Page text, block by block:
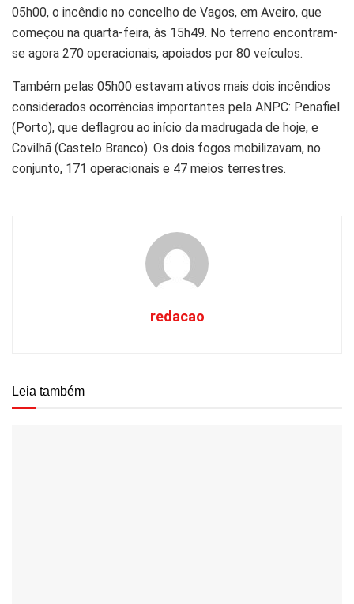
05h00, o incêndio no concelho de Vagos, em Aveiro, que
começou na quarta-feira, às 15h49. No terreno encontram-
se agora 270 operacionais, apoiados por 80 veículos.
Também pelas 05h00 estavam ativos mais dois incêndios
considerados ocorrências importantes pela ANPC: Penafiel
(Porto), que deflagrou ao início da madrugada de hoje, e
Covilhã (Castelo Branco). Os dois fogos mobilizavam, no
conjunto, 171 operacionais e 47 meios terrestres.
redacao
Leia também